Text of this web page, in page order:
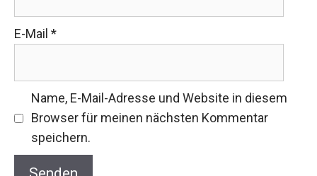
E-Mail *
Name, E-Mail-Adresse und Website in diesem
Browser für meinen nächsten Kommentar
speichern.